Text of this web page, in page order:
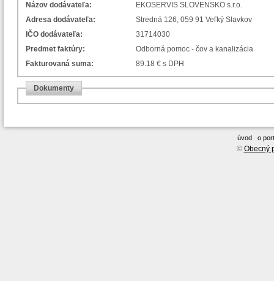
Názov dodávateľa:
EKOSERVIS SLOVENSKO s.r.o.
Adresa dodávateľa:
Stredná 126, 059 91 Veľký Slavkov
IČO dodávateľa:
31714030
Predmet faktúry:
Odborná pomoc - čov a kanalizácia
Fakturovaná suma:
89.18 € s DPH
Dokumenty
úvod o
© Obecný